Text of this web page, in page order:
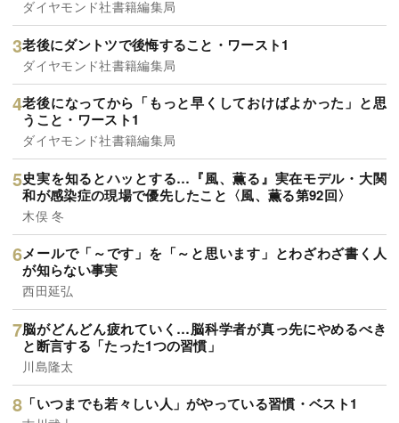
ダイヤモンド社書籍編集局
老後にダントツで後悔すること・ワースト1
ダイヤモンド社書籍編集局
老後になってから「もっと早くしておけばよかった」と思
うこと・ワースト1
ダイヤモンド社書籍編集局
史実を知るとハッとする…『風、薫る』実在モデル・大関
和が感染症の現場で優先したこと〈風、薫る第92回〉
木俣 冬
メールで「～です」を「～と思います」とわざわざ書く人
が知らない事実
西田延弘
脳がどんどん疲れていく…脳科学者が真っ先にやめるべき
と断言する「たった1つの習慣」
川島隆太
「いつまでも若々しい人」がやっている習慣・ベスト1